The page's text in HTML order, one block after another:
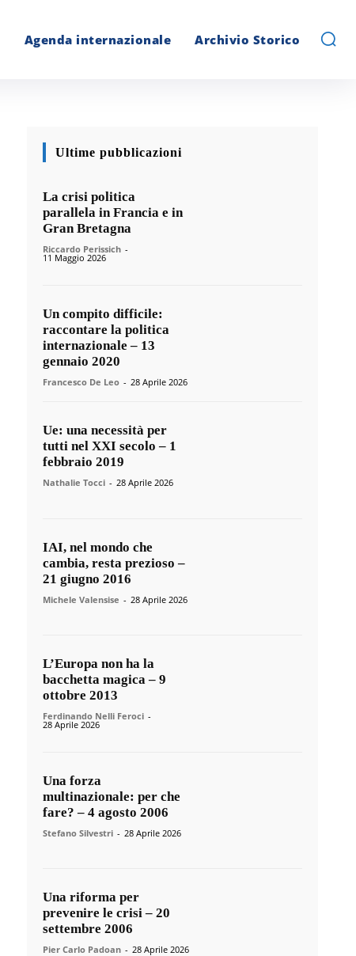
Agenda internazionale Archivio Storico
Ultime pubblicazioni
La crisi politica
parallela in Francia e in
Gran Bretagna
Riccardo Perissich -
11 Maggio 2026
Un compito difficile:
raccontare la politica
internazionale – 13
gennaio 2020
Francesco De Leo - 28 Aprile 2026
Ue: una necessità per
tutti nel XXI secolo – 1
febbraio 2019
Nathalie Tocci - 28 Aprile 2026
IAI, nel mondo che
cambia, resta prezioso –
21 giugno 2016
Michele Valensise - 28 Aprile 2026
L’Europa non ha la
bacchetta magica – 9
ottobre 2013
Ferdinando Nelli Feroci -
28 Aprile 2026
Una forza
multinazionale: per che
fare? – 4 agosto 2006
Stefano Silvestri - 28 Aprile 2026
Una riforma per
prevenire le crisi – 20
settembre 2006
Pier Carlo Padoan - 28 Aprile 2026